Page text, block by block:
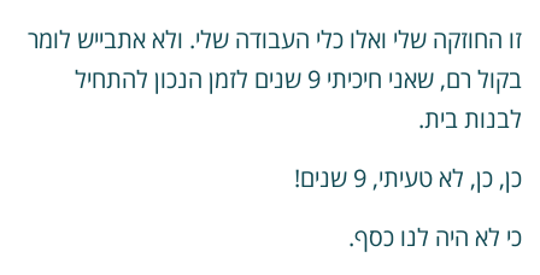
החוזקה שלי ואלו כלי העבודה שלי.ולא אתבייש לומר
בקול רם, שאני חיכיתי 9 שנים לזמן הנכון להתחיל
בית.
כן, לא טעיתי, 9 שנים!
לא היה לנו כסף.